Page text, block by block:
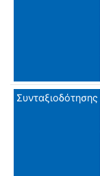
Συνταξιοδότησης